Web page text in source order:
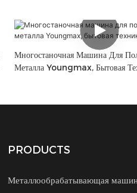
Многостаночная Машина Для
Металла Youngmax, Бытовая
PRODUCTS
Металлообрабатывающая